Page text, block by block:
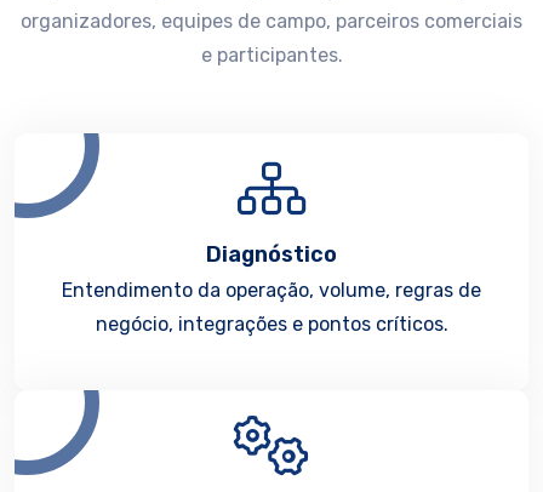
organizadores, equipes de campo, parceiros comerciais
e participantes.
Diagnóstico
Entendimento da operação, volume, regras de
negócio, integrações e pontos críticos.